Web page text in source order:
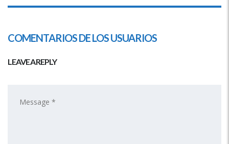
COMENTARIOS DE LOS USUARIOS
LEAVE A REPLY